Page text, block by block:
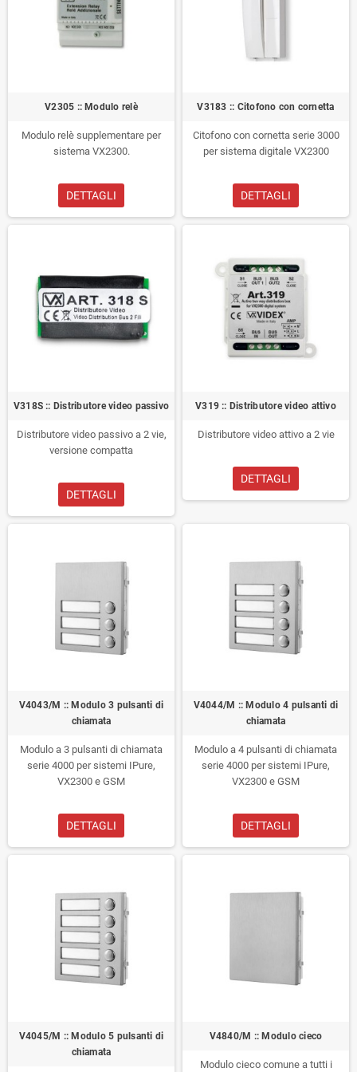
V2305 :: Modulo relè
Modulo relè supplementare per
sistema VX2300.
DETTAGLI
V3183 :: Citofono con cornetta
Citofono con cornetta serie 3000
per sistema digitale VX2300
DETTAGLI
V318S :: Distributore video passivo
Distributore video passivo a 2 vie,
versione compatta
DETTAGLI
V319 :: Distributore video attivo
Distributore video attivo a 2 vie
DETTAGLI
V4043/M :: Modulo 3 pulsanti di
chiamata
Modulo a 3 pulsanti di chiamata
serie 4000 per sistemi IPure,
VX2300 e GSM
DETTAGLI
V4044/M :: Modulo 4 pulsanti di
chiamata
Modulo a 4 pulsanti di chiamata
serie 4000 per sistemi IPure,
VX2300 e GSM
DETTAGLI
V4045/M :: Modulo 5 pulsanti di
chiamata
V4840/M :: Modulo cieco
Modulo cieco comune a tutti i